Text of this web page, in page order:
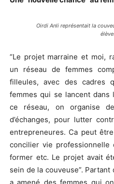
Oirdi Anli représentait la
“Le projet marraine et moi,
un réseau de femmes
filleules, avec des cadres
femmes qui se lancent dans
ce réseau, on organise
d’échanges, pour lutter
entrepreneures. Ca peut
concilier vie professionnelle
former etc. Le projet avait
sein de la couveuse”. Partant